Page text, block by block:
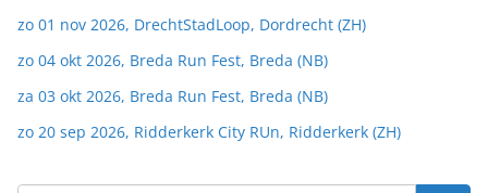
zo 01 nov 2026, DrechtStadLoop, Dordrecht (ZH)
zo 04 okt 2026, Breda Run Fest, Breda (NB)
za 03 okt 2026, Breda Run Fest, Breda (NB)
zo 20 sep 2026, Ridderkerk City RUn, Ridderkerk (ZH)